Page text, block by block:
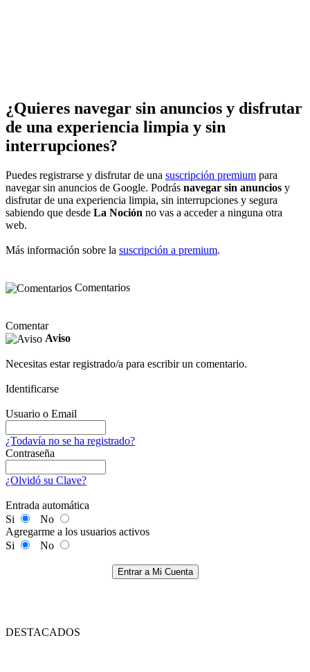
¿Quieres navegar sin anuncios y disfrutar
de una experiencia limpia y sin
interrupciones?
Puedes registrarse y disfrutar de una suscripción premium para
navegar sin anuncios de Google. Podrás navegar sin anuncios y
disfrutar de una experiencia limpia, sin interrupciones y segura
sabiendo que desde La Noción no vas a acceder a ninguna otra
web.
Más información sobre la suscripción a premium.
Comentarios
Comentar
Aviso
Necesitas estar registrado/a para escribir un comentario.
Identificarse
Usuario o Email
¿Todavía no se ha registrado?
Contraseña
¿Olvidó su Clave?
Entrada automática
Si
No
Agregarme a los usuarios activos
Si
No
Entrar a Mi Cuenta
DESTACADOS